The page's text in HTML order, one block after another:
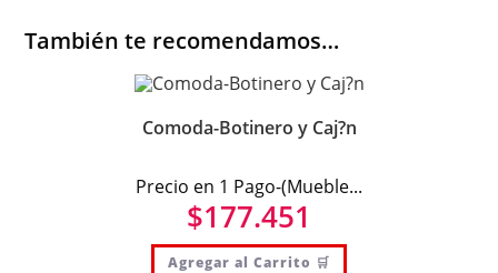
También te recomendamos…
Comoda-Botinero y Caj?n
Precio en 1 Pago-(Mueble...
$177.451
Agregar al Carrito 🛒